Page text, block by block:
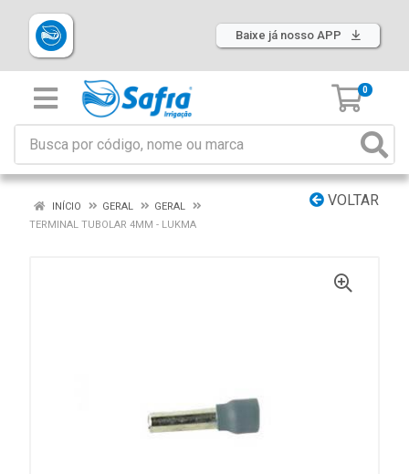
Baixe já nosso APP
0
VOLTAR
INÍCIO GERAL
GERAL
TERMINAL TUBOLAR 4MM - LUKMA